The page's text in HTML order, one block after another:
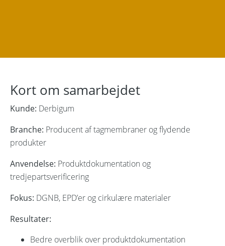
Kort om samarbejdet
Kunde: Derbigum
Branche: Producent af tagmembraner og flydende
produkter
Anvendelse: Produktdokumentation og
tredjepartsverificering
Fokus: DGNB, EPD’er og cirkulære materialer
Resultater:
Bedre overblik over produktdokumentation